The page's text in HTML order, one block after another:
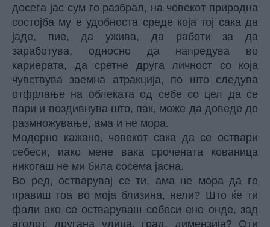
досега јас сум го разбрал, на човекот природна
состојба му е удобноста среде која тој сака да
јаде, пие, да ужива, да работи за да
заработува, односно да напредува во
кариерата, да сретне друга личност со која
чувствува заемна атракција, по што следува
отфрлање на облеката од себе со цел да се
пари и воздивнува што, пак, може да доведе до
размножување, ама и не мора.
Модерно кажано, човекот сака да се оствари
себеси, иако мене вака срочената кованица
никогаш не ми била сосема јасна.
Во ред, остварувај се ти, ама не мора да го
правиш тоа во моја близина, нели? Што ќе ти
фали ако се остваруваш себеси ене онде, зад
аголот, другана улица, град, димензија? Оти